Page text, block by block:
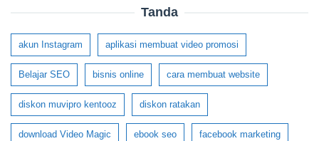
Tanda
akun Instagram aplikasi membuat video promosi
Belajar SEO bisnis online cara membuat website
diskon muvipro kentooz diskon ratakan
download Video Magic ebook seo facebook marketing